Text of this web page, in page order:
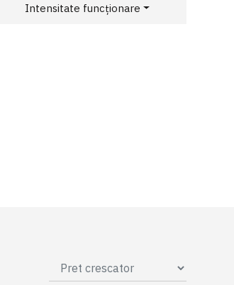
Intensitate funcționare